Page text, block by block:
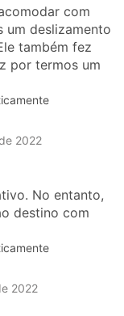
com
um deslizamento
também fez
por termos um
2022
No entanto,
destino com
2022